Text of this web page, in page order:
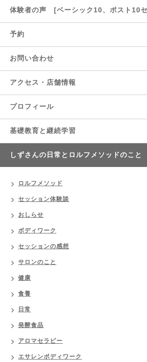
体験者の声 [ベーシック10、ポスト10
予約
お問い合わせ
アクセス・店舗情報
プロフィール
基礎教育と継続学習
しずさんの日常とロルフメソッドのこと
ロルフメソッド
セッション体験談
おしらせ
ボディワーク
セッションの感想
サロンのこと
健康
食養
日常
発酵食品
アロマセラピー
エサレンボディワーク